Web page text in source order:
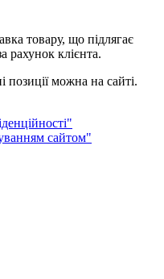
товару, що підлягає
рахунок клієнта.
позиції можна на сайті.
сайтом"